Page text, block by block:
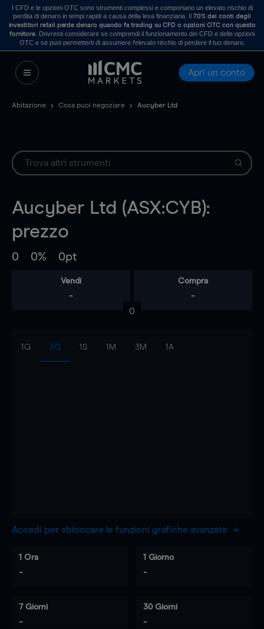
I CFD e le opzioni OTC sono strumenti complessi e comportano un elevato rischio di
perdita di denaro in tempi rapidi a causa della leva finanziaria. Il70% dei conti degli
investitori retail perde denaro quando fa trading su CFD o opzioni OTC con questo
fornitore . Dovresti considerare se comprendi il funzionamento dei CFD e delle opzioni
OTC e se puoi permetterti di assumere l’elevato rischio di perdere il tuo denaro.
Apri un conto
Abitazione Cosa puoi negoziare Aucyber Ltd
Aucyber Ltd (ASX:CYB):
prezzo
0 0% 0pt
Vendi
-
Compra
-
0
1G 3G 1S 1M 3M 1A
Accedi per sbloccare le funzioni grafiche avanzate
1 Ora
-
1 Giorno
-
7 Giorni
-
30 Giorni
-